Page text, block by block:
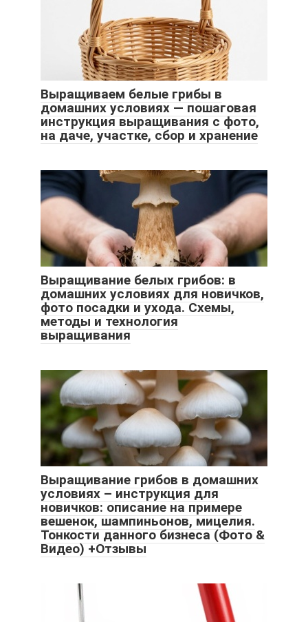
Выращиваем белые грибы в
домашних условиях — пошаговая
инструкция выращивания с фото,
на даче, участке, сбор и хранение
Выращивание белых грибов: в
домашних условиях для новичков,
фото посадки и ухода. Схемы,
методы и технология
выращивания
Выращивание грибов в домашних
условиях – инструкция для
новичков: описание на примере
вешенок, шампиньонов, мицелия.
Тонкости данного бизнеса (Фото &
Видео) +Отзывы